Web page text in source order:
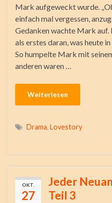
Mark aufgeweckt wurde.
einfach mal vergessen,
Gedanken wachte Mark
als erstes daran, was heute
So humpelte Mark mit
anderen waren …
Weiterlesen
Drama, Lovestory
OKT.
27
Jeder
Teil 3